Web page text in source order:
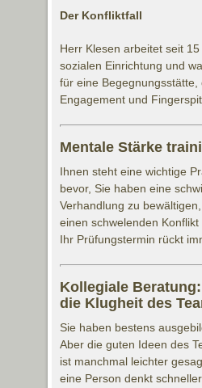
Der Konfliktfall
Herr Klesen arbeitet seit
sozialen Einrichtung und
für eine Begegnungsstätte,
Engagement und
Mentale Stärke
Ihnen steht eine wichtige
bevor, Sie haben eine
Verhandlung zu
einen schwelenden
Ihr Prüfungstermin rückt
Kollegiale
die Klugheit des
Sie haben bestens
Aber die guten Ideen des
ist manchmal leichter
eine Person denkt